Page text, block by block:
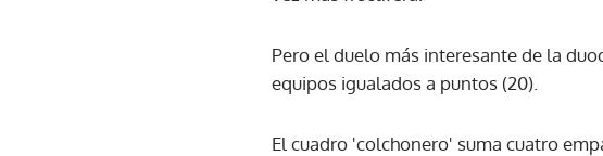
Pero el duelo más interesante de la
equipos igualados a puntos (20).
El cuadro 'colchonero' suma cuatro